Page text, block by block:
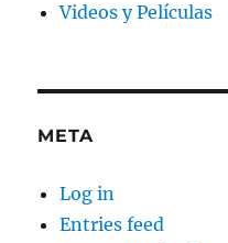
Videos y Películas
META
Log in
Entries feed